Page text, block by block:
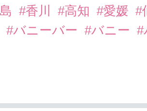
#香川 #高知 #愛媛 #
#バニーバー #バニー #